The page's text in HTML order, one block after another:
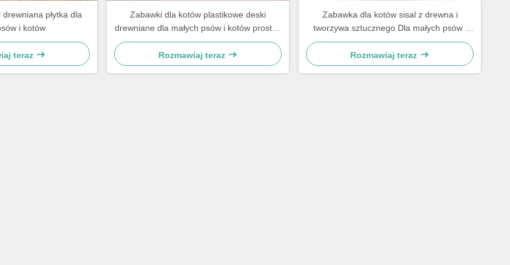
płytka dla
i kotów
teraz
Zabawki dla kotów plastikowe deski
drewniane dla małych psów i kotów proste i
praktyczne
Rozmawiaj teraz
Zabawka dla kotów sisal z drewna i
tworzywa sztucznego Dla małych psów i
kotów
Rozmawiaj teraz